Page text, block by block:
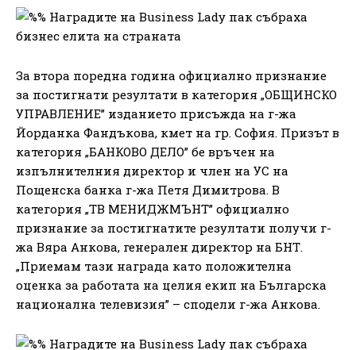
За втора поредна година официално признание
за постигнати резултати в категория „ОБЩИНСКО
УПРАВЛЕНИЕ” изданието присъжда на г-жа
Йорданка Фандъкова, кмет на гр. София. Призът в
категория „БАНКОВО ДЕЛО” бе връчен на
изпълнителния директор и член на УС на
Пощенска банка г-жа Петя Димитрова. В
категория „ТВ МЕНИДЖМЪНТ” официално
признание за постигнатите резултати получи г-
жа Вяра Анкова, генерален директор на БНТ.
„Приемам тази награда като положителна
оценка за работата на целия екип на Българска
национална телевизия” – сподели г-жа Анкова.